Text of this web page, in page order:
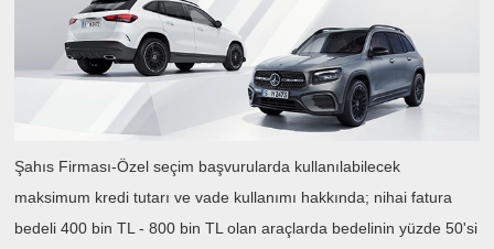
Şahıs Firması-Özel seçim başvurularda kullanılabilecek
maksimum kredi tutarı ve vade kullanımı hakkında; nihai fatura
bedeli 400 bin TL - 800 bin TL olan araçlarda bedelinin yüzde 50'si